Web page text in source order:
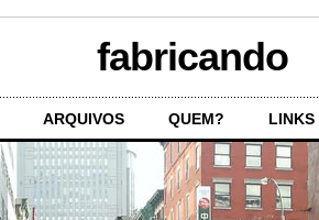
fabricando
ARQUIVOS QUEM? LINKS